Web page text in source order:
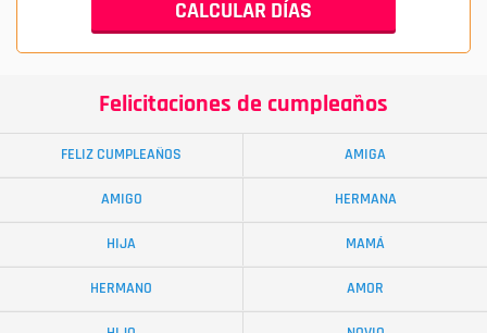
Felicitaciones de cumpleaños
FELIZ CUMPLEAÑOS AMIGA
AMIGO HERMANA
HIJA MAMÁ
HERMANO AMOR